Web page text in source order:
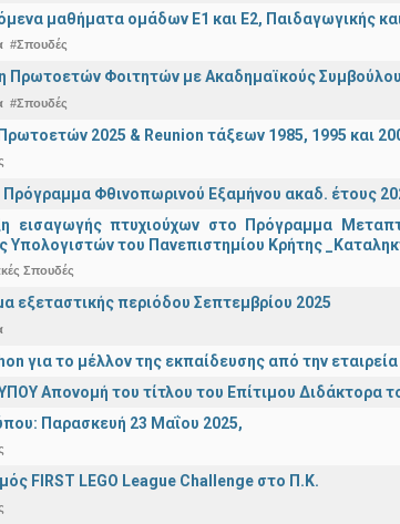
μαθήματα ομάδων Ε1 και Ε2, Παιδαγωγικής
#Σπουδές
Πρωτοετών Φοιτητών με Ακαδημαϊκούς
#Σπουδές
2025 & Reunion τάξεων 1985, 1995 και
Πρόγραμμα Φθινοπωρινού Εξαμήνου ακαδ. έτους
εισαγωγής πτυχιούχων στo Πρόγραμμα
Υπολογιστών του Πανεπιστημίου Κρήτης
Σπουδές
εξεταστικής περιόδου Σεπτεμβρίου 2025
για το μέλλον της εκπαίδευσης από την
Απονομή του τίτλου του Επίτιμου Διδάκτορα
Παρασκευή 23 Μαΐου 2025,
FIRST LEGO League Challenge στο Π.Κ.